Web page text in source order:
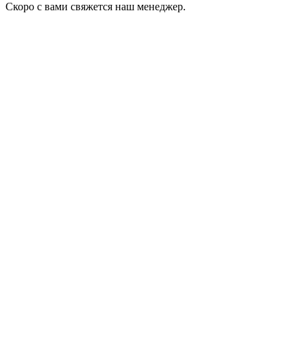
Скоро с вами свяжется наш менеджер.